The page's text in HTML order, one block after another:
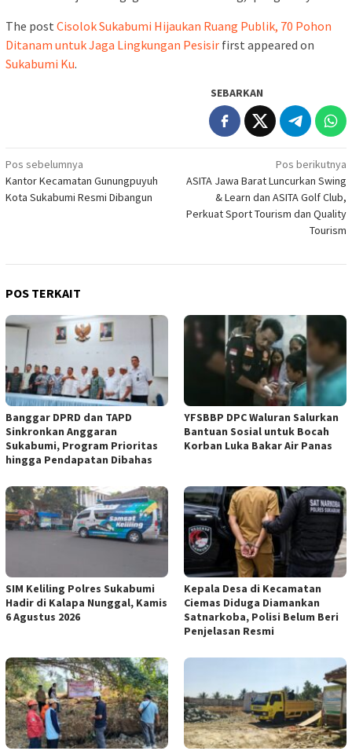
The post Cisolok Sukabumi Hijaukan Ruang Publik, 70 Pohon
Ditanam untuk Jaga Lingkungan Pesisir first appeared on
Sukabumi Ku.
SEBARKAN
Navigasi
pos
Pos sebelumnya
Kantor Kecamatan Gunungpuyuh
Kota Sukabumi Resmi Dibangun
Pos berikutnya
ASITA Jawa Barat Luncurkan Swing
& Learn dan ASITA Golf Club,
Perkuat Sport Tourism dan Quality
Tourism
POS TERKAIT
Banggar DPRD dan TAPD
Sinkronkan Anggaran
Sukabumi, Program Prioritas
hingga Pendapatan Dibahas
YFSBBP DPC Waluran Salurkan
Bantuan Sosial untuk Bocah
Korban Luka Bakar Air Panas
SIM Keliling Polres Sukabumi
Hadir di Kalapa Nunggal, Kamis
6 Agustus 2026
Kepala Desa di Kecamatan
Ciemas Diduga Diamankan
Satnarkoba, Polisi Belum Beri
Penjelasan Resmi